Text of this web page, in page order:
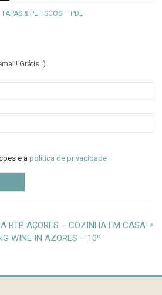
& PETISCOS – PDL
Grátis :)
e a política de privacidade
RTP AÇORES – COZINHA EM CASA! »
WINE IN AZORES – 10º